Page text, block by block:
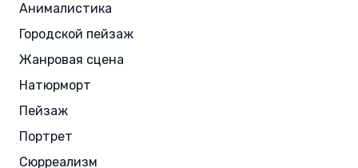
Анималистика
Городской пейзаж
Жанровая сцена
Натюрморт
Пейзаж
Портрет
Сюрреализм